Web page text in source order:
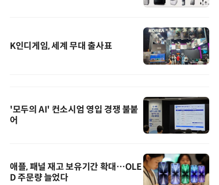
K인디게임, 세계 무대 출사표
'모두의 AI' 컨소시엄 영입 경쟁 불붙
어
애플, 패널 재고 보유기간 확대…OLE
D 주문량 늘었다